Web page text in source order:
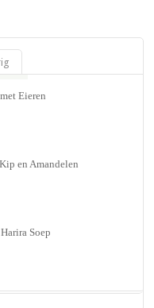
Eieren
en Amandelen
Soep